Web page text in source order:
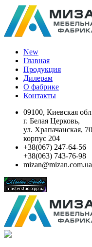
New
Главная
Продукция
Дилерам
О фабрике
Контакты
09100, Киевская
г. Белая Церковь,
ул. Храпачанская,
корпус 204
+38(067) 247-64-56
+38(063) 743-76-98
mizan@mizan.com.ua